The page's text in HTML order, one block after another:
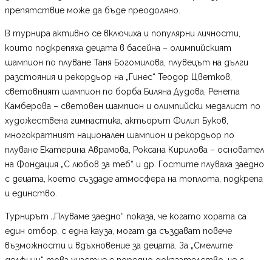
препятствие може да бъде преодоляно.
В турнира активно се включиха и популярни личности,
които подкрепяха децата в басейна – олимпийският
шампион по плуване Таня Богомилова, плувецът на дълги
разстояния и рекордьор на „Гинес“ Теодор Цветков,
световният шампион по борба Биляна Дудова, Ренета
Камберова – световен шампион и олимпийски медалист по
художествена гимнастика, актьорът Филип Буков,
многократният национален шампион и рекордьор по
плуване Екатерина Аврамова, Роксана Кирилова – основател
на Фондация „С любов за теб“ и др. Гостите плуваха заедно
с децата, което създаде атмосфера на топлота, подкрепа
и единство.
Турнирът „Плуваме заедно“ показа, че когато хората са
един отбор, с една кауза, могат да създават повече
възможности и вдъхновение за децата. За „Смелите